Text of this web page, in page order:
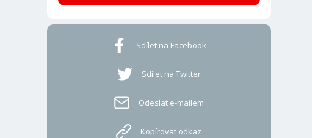
Sdílet na Facebook
Sdílet na Twitter
Odeslat e-mailem
Kopírovat odkaz